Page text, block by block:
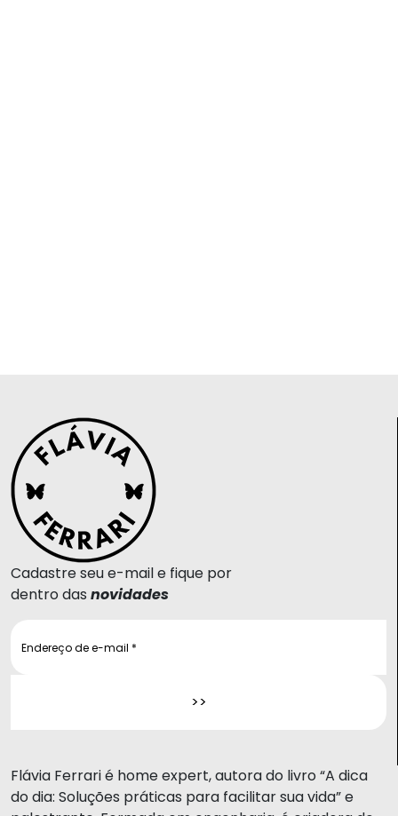
Cadastre seu e-mail e fique por
dentro das novidades
Flávia Ferrari é home expert, autora do livro “A dica
do dia: Soluções práticas para facilitar sua vida” e